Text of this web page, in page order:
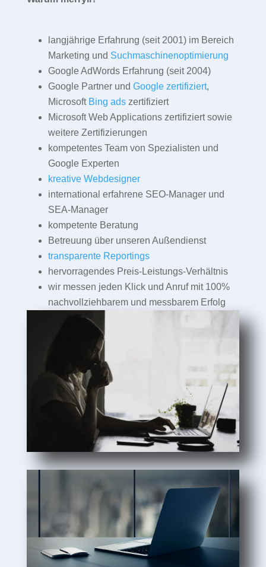
langjährige Erfahrung (seit 2001) im Bereich
Marketing und Suchmaschinenoptimierung
Google AdWords Erfahrung (seit 2004)
Google Partner und Google zertifiziert,
Microsoft Bing adszertifiziert
Microsoft Web Applications zertifiziert sowie
weitere Zertifizierungen
kompetentes Team von Spezialisten und
Google Experten
kreative Webdesigner
international erfahrene SEO-Manager und
SEA-Manager
kompetente Beratung
Betreuung über unseren Außendienst
transparente Reportings
hervorragendes Preis-Leistungs-Verhältnis
wir messen jeden Klick und Anruf mit 100%
nachvollziehbarem und messbarem Erfolg